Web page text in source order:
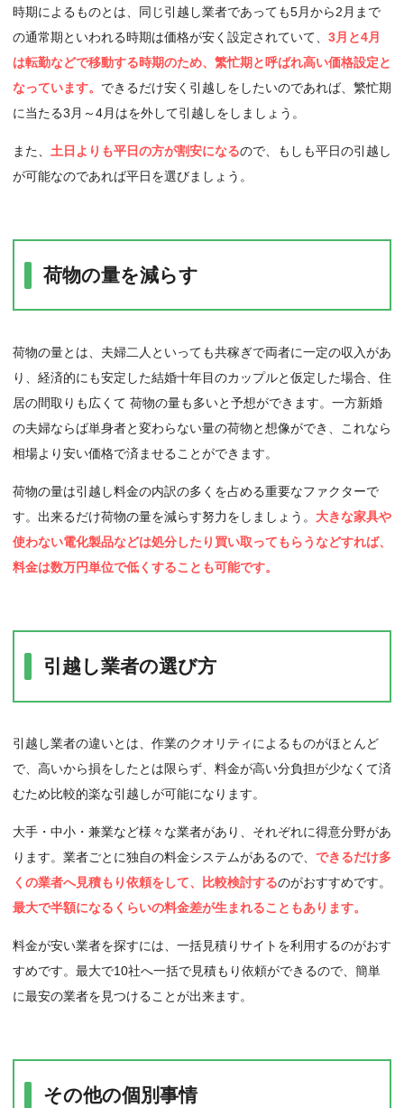
時期によるものとは、同じ引越し業者であっても5月から2月まで
の通常期といわれる時期は価格が安く設定されていて、 3月と4月
は転勤などで移動する時期のため、繁忙期と呼ばれ高い価格設定と
なっています。 できるだけ安く引越しをしたいのであれば、繁忙期
に当たる3月～4月はを外して引越しをしましょう。
また、 土日よりも平日の方が割安になるので、もしも平日の引越し
が可能なのであれば平日を選びましょう。
荷物の量を減らす
荷物の量とは、夫婦二人といっても共稼ぎで両者に一定の収入があ
り、経済的にも安定した結婚十年目のカップルと仮定した場合、住
居の間取りも広くて 荷物の量も多いと予想ができます。一方新婚
の夫婦ならば単身者と変わらない量の荷物と想像ができ、これなら
相場より安い価格で済ませることができます。
荷物の量は引越し料金の内訳の多くを占める重要なファクターで
す。出来るだけ荷物の量を減らす努力をしましょう。 大きな家具や
使わない電化製品などは処分したり買い取ってもらうなどすれば、
料金は数万円単位で低くすることも可能です。
引越し業者の選び方
引越し業者の違いとは、作業のクオリティによるものがほとんど
で、高いから損をしたとは限らず、料金が高い分負担が少なくて済
むため比較的楽な引越しが可能になります。
大手・中小・兼業など様々な業者があり、それぞれに得意分野があ
ります。業者ごとに独自の料金システムがあるので、 できるだけ多
くの業者へ見積もり依頼をして、比較検討するのがおすすめです。
最大で半額になるくらいの料金差が生まれることもあります。
料金が安い業者を探すには、一括見積りサイトを利用するのがおす
すめです。最大で10社へ一括で見積もり依頼ができるので、簡単
に最安の業者を見つけることが出来ます。
その他の個別事情